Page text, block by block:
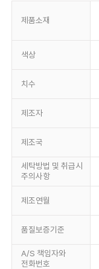
제품소재
색상
치수
제조자
제조국
세탁방법 및 취급시
주의사항
제조연월
품질보증기준
A/S 책임자와
전화번호